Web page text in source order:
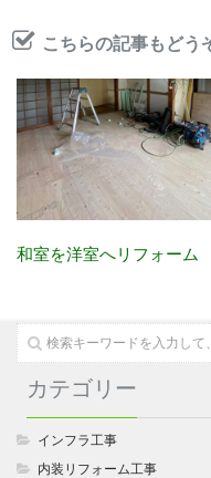
こちらの記事もどう
和室を洋室へリフォーム
カテゴリー
インフラ工事
内装リフォーム工事